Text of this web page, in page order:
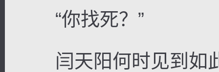
“你找死？”
闫天阳何时见到如